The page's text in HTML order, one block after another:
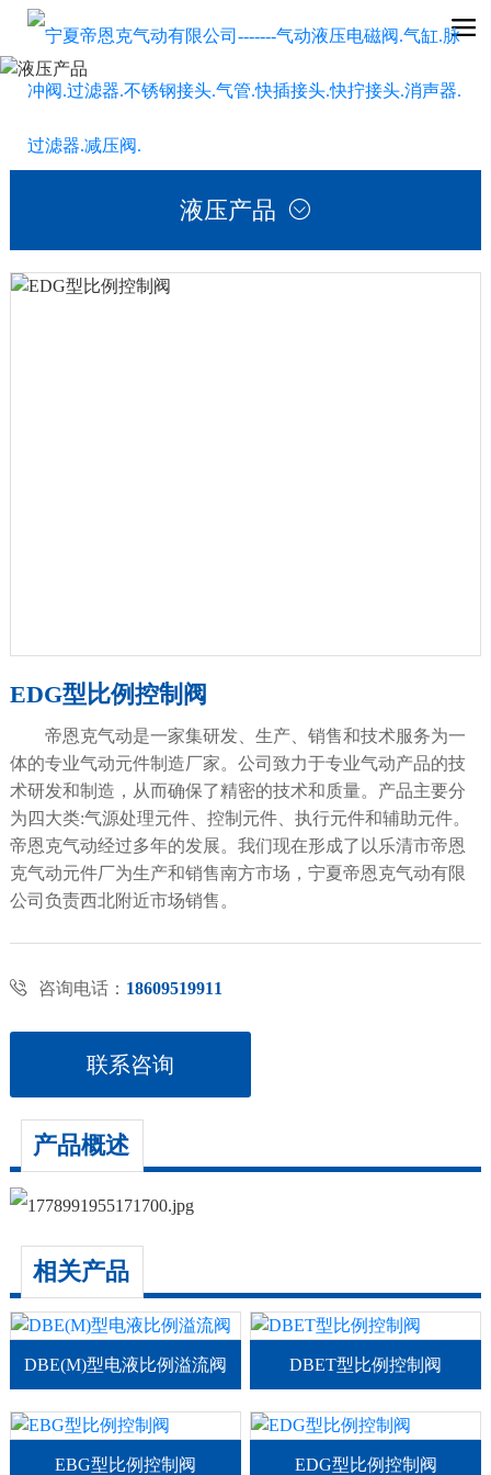
液压产品 
EDG型比例控制阀
帝恩克气动是一家集研发、生产、销售和技术服务为一
体的专业气动元件制造厂家。公司致力于专业气动产品的技
术研发和制造，从而确保了精密的技术和质量。产品主要分
为四大类:气源处理元件、控制元件、执行元件和辅助元件。
帝恩克气动经过多年的发展。我们现在形成了以乐清市帝恩
克气动元件厂为生产和销售南方市场，宁夏帝恩克气动有限
公司负责西北附近市场销售。
 咨询电话： 18609519911
联系咨询
产品概述
相关产品
DBET型比例控制阀
DBE(M)型电液比例溢流阀
EDG型比例控制阀
EBG型比例控制阀